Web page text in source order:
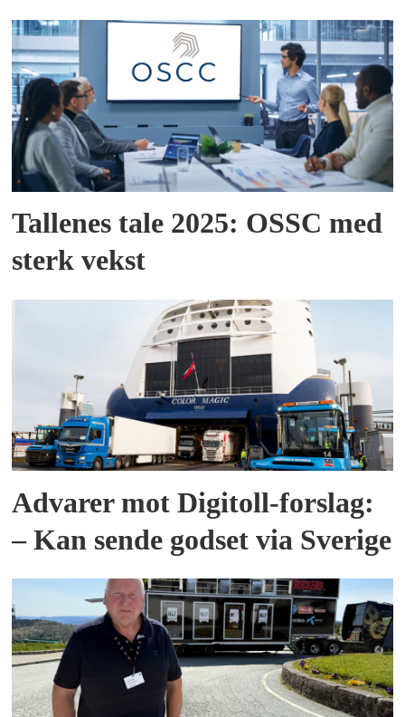
Tallenes tale 2025: OSSC med
sterk vekst
Advarer mot Digitoll-forslag:
– Kan sende godset via Sverige